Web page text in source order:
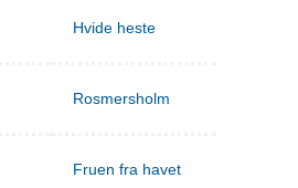
Hvide heste
Rosmersholm
Fruen fra havet